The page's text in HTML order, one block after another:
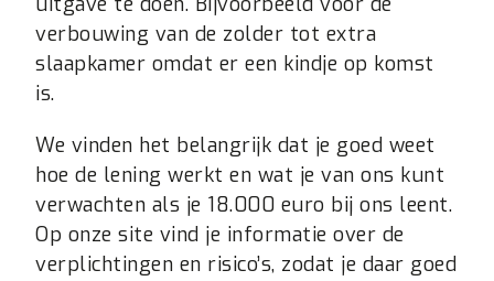
verbouwing van de zolder tot extra
slaapkamer omdat er een kindje op komst
is.
We vinden het belangrijk dat je goed weet
hoe de lening werkt en wat je van ons kunt
verwachten als je 18.000 euro bij ons leent.
Op onze site vind je informatie over de
verplichtingen en risico’s, zodat je daar goed